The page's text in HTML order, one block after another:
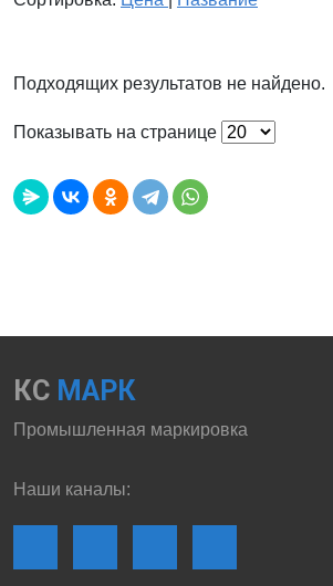
Подходящих результатов не найдено.
Показывать на странице
КС МАРК
Промышленная маркировка
Наши каналы: